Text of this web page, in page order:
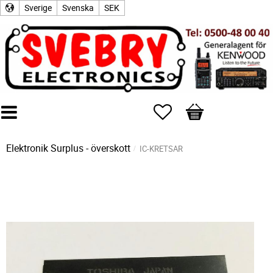
Sverige Svenska SEK
Favoriter
Kundvagn
Elektronik Surplus - överskott IC-KRETSAR